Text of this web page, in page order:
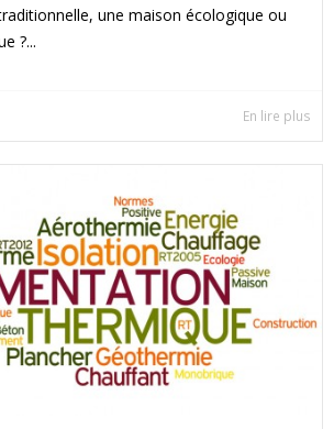
une maison écologique ou
?...
En lire plus